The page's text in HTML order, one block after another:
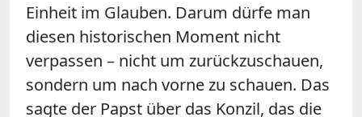
Einheit im Glauben. Darum dürfe man
diesen historischen Moment nicht
verpassen – nicht um zurückzuschauen,
sondern um nach vorne zu schauen. Das
sagte der Papst über das Konzil, das die